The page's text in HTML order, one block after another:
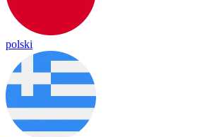
polski